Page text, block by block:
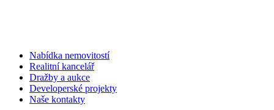
Nabídka nemovitostí
Realitní kancelář
Dražby a aukce
Developerské projekty
Naše kontakty